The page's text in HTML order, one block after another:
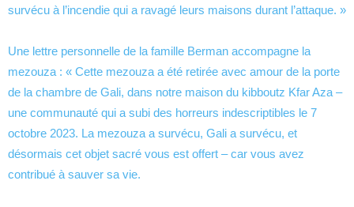
survécu à l’incendie qui a ravagé leurs maisons durant l’attaque. »
Une lettre personnelle de la famille Berman accompagne la
mezouza : « Cette mezouza a été retirée avec amour de la porte
de la chambre de Gali, dans notre maison du kibboutz Kfar Aza –
une communauté qui a subi des horreurs indescriptibles le 7
octobre 2023. La mezouza a survécu, Gali a survécu, et
désormais cet objet sacré vous est offert – car vous avez
contribué à sauver sa vie.